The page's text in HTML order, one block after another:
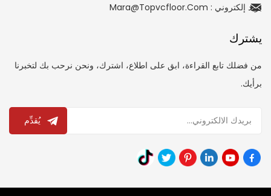
بريد إلكتروني : Mara@topvcfloor.com
يشترك
من فضلك تابع القراءة، ابق على اطلاع، اشترك، ونحن نرحب بك لتخبرنا
برأيك.
يُقدِّم